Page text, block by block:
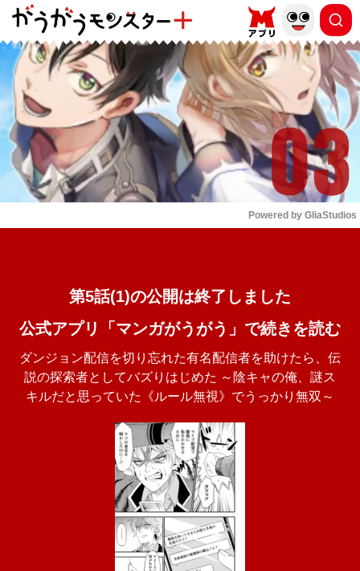
もっと読む
Powered by GliaStudios
第5話(1)の公開は終了しました
公式アプリ「マンガがうがう」で続きを読む
ダンジョン配信を切り忘れた有名配信者を助けたら、伝
説の探索者としてバズりはじめた ～陰キャの俺、謎󠄀ス
キルだと思っていた《ルール無視》でうっかり無双～